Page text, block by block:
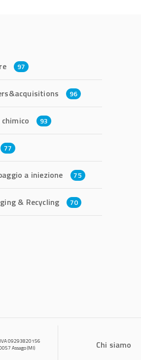
97
96
93
77
a iniezione 75
& Recycling 70
09293820156
Assago (MI)
Chi siamo